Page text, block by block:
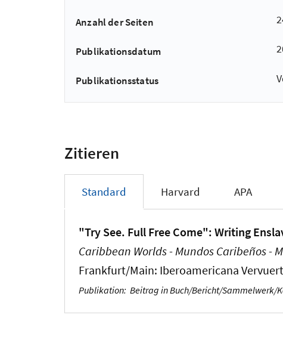
Anzahl der Seiten
Publikationsdatum
Publikationsstatus
Zitieren
Standard Harvard APA
"Try See. Full Free Come": Writing
Caribbean Worlds - Mundos Caribeños -
Frankfurt/Main: Iberoamericana
Publikation: Beitrag in Buch/Bericht/Sammelwerk/